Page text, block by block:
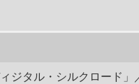
ジタル・シルクロード